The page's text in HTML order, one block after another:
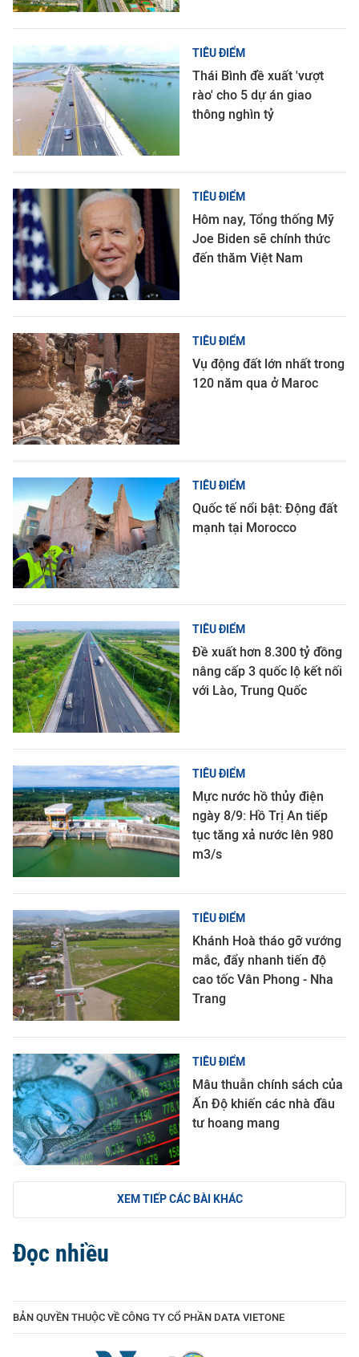
TIÊU ĐIỂM
Thái Bình đề xuất 'vượt
rào' cho 5 dự án giao
thông nghìn tỷ
TIÊU ĐIỂM
Hôm nay, Tổng thống Mỹ
Joe Biden sẽ chính thức
đến thăm Việt Nam
TIÊU ĐIỂM
Vụ động đất lớn nhất trong
120 năm qua ở Maroc
TIÊU ĐIỂM
Quốc tế nổi bật: Động đất
mạnh tại Morocco
TIÊU ĐIỂM
Đề xuất hơn 8.300 tỷ đồng
nâng cấp 3 quốc lộ kết nối
với Lào, Trung Quốc
TIÊU ĐIỂM
Mực nước hồ thủy điện
ngày 8/9: Hồ Trị An tiếp
tục tăng xả nước lên 980
m3/s
TIÊU ĐIỂM
Khánh Hoà tháo gỡ vướng
mắc, đẩy nhanh tiến độ
cao tốc Vân Phong - Nha
Trang
TIÊU ĐIỂM
Mâu thuẫn chính sách của
Ấn Độ khiến các nhà đầu
tư hoang mang
XEM TIẾP CÁC BÀI KHÁC
Đọc nhiều
BẢN QUYỀN THUỘC VỀ CÔNG TY CỔ PHẦN DATA VIETONE